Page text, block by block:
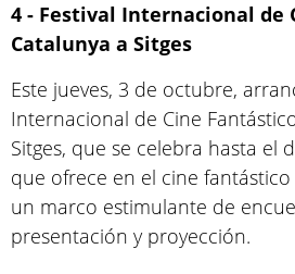
4 - Festival Internacional de
Catalunya a Sitges
Este jueves, 3 de octubre,
Internacional de Cine
Sitges, que se celebra hasta el
que ofrece en el cine
un marco estimulante de
presentación y proyección.